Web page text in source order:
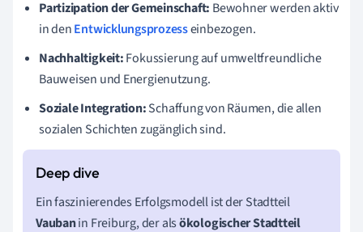
Partizipation der Gemeinschaft: Bewohner werden aktiv
in denEntwicklungsprozesseinbezogen.
Nachhaltigkeit:Fokussierung auf umweltfreundliche
Bauweisen und Energienutzung.
Soziale Integration:Schaffung von Räumen, die allen
sozialen Schichten zugänglich sind.
Ein faszinierendes Erfolgsmodell ist der Stadtteil
Vaubanin Freiburg, der alsökologischer Stadtteil